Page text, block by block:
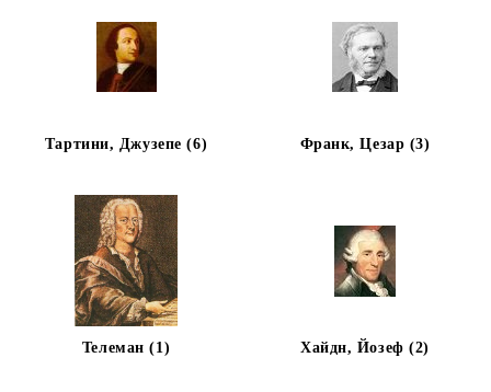
Тартини, Джузепе (6) Франк, Цезар (3)
Телеман (1) Хайдн, Йозеф (2)